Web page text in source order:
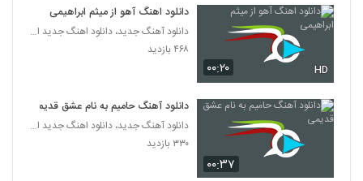
۰۰:۲۰ HD
دانلود اهنگ آهو از میثم ابراهیمی
دانلود آهنگ جدید، دانلود اهنگ جدید ایرانی
۴۶۸ بازدید
۰۰:۳۷
دانلود آهنگ حامیم به نام عشق قدیمی
دانلود آهنگ جدید، دانلود اهنگ جدید ایرانی
۳۳۰ بازدید